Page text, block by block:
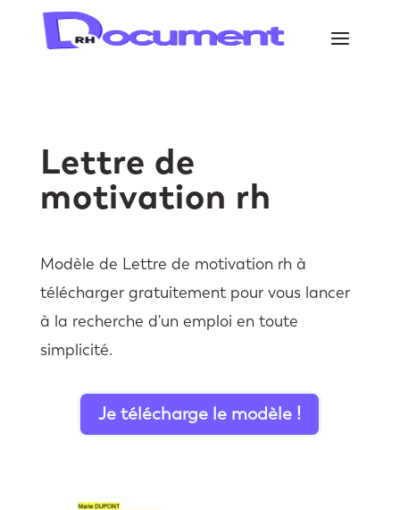
Lettre de
motivation rh
Modèle de Lettre de motivation rh à
télécharger gratuitement pour vous lancer
à la recherche d'un emploi en toute
simplicité.
Je télécharge le modèle !